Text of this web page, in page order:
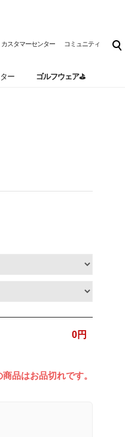
カスタマーセンター コミュニティ
ー ゴルフウェア⛳
0円
品はお品切れです。